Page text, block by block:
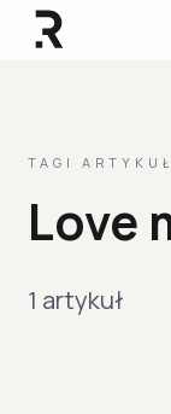
TAGI
Love
1 artykuł